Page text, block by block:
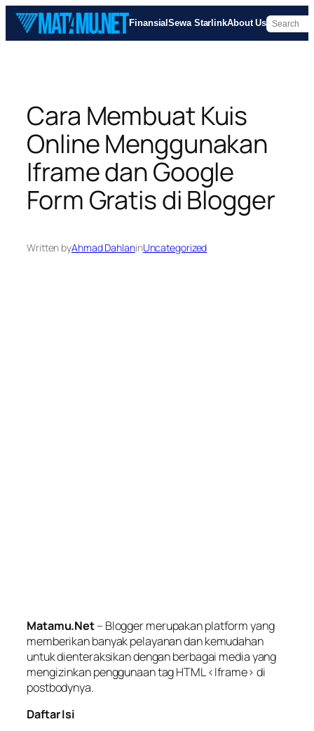
Skip
content
FinansialSewa StarlinkAbout Us
Cara Membuat Kuis
Online Menggunakan
Iframe dan Google
Form Gratis di Blogger
Written byAhmad DahlaninUncategorized
Matamu.Net– Blogger merupakan platform yang
memberikan banyak pelayanan dan kemudahan
untuk dienteraksikan dengan berbagai media yang
mengizinkan penggunaan tag HTML <Iframe> di
postbodynya.
Daftar Isi